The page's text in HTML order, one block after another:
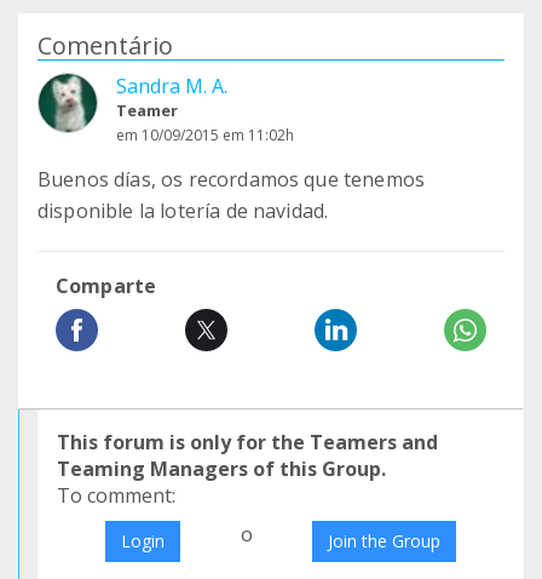
Comentário
Sandra M. A.
Teamer
em 10/09/2015 em 11:02h
Buenos días, os recordamos que tenemos
disponible la lotería de navidad.
Comparte
This forum is only for the Teamers and
Teaming Managers of this Group.
To comment:
Login o Join the Group